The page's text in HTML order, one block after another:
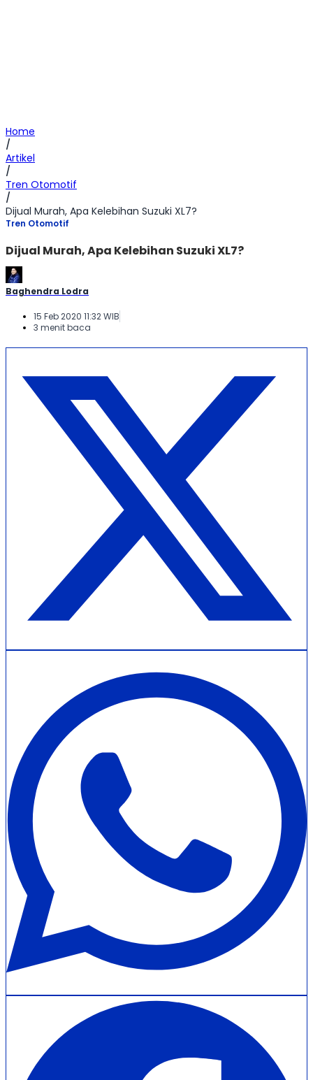
Home
/
Artikel
/
Tren Otomotif
/
Dijual Murah, Apa Kelebihan Suzuki XL7?
Tren Otomotif
Dijual Murah, Apa Kelebihan Suzuki XL7?
Baghendra Lodra
15 Feb 2020 11:32 WIB
3 menit baca